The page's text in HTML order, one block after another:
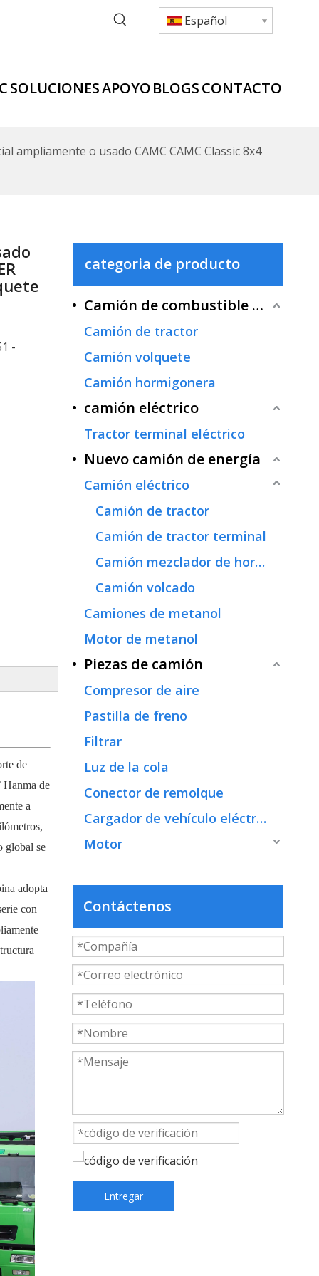
Español
SOLUCIONESAPOYOBLOGSCONTACTO
ampliamente o usado CAMC CAMC Classic 8x4
-
de
Hanma de
a
global se
adopta
con
categoria de producto
Camión de combustible tradicional
Camión de tractor
Camión volquete
Camión hormigonera
camión eléctrico
Tractor terminal eléctrico
Nuevo camión de energía
Camión eléctrico
Camión de tractor
Camión de tractor terminal
Camión mezclador de hormigón
Camión volcado
Camiones de metanol
Motor de metanol
Piezas de camión
Compresor de aire
Pastilla de freno
Filtrar
Luz de la cola
Conector de remolque
Cargador de vehículo eléctrico
Motor
Contáctenos
Entregar